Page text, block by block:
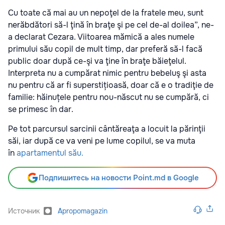
Cu toate că mai au un nepoţel de la fratele meu, sunt
nerăbdători să-l ţină în braţe şi pe cel de-al doilea”, ne-
a declarat Cezara. Viitoarea mămică a ales numele
primului său copil de mult timp, dar preferă să-l facă
public doar după ce-şi va ţine în braţe băieţelul.
Interpreta nu a cumpărat nimic pentru bebeluş şi asta
nu pentru că ar fi superstițioasă, doar că e o tradiţie de
familie: hăinuțele pentru nou-născut nu se cumpără, ci
se primesc în dar.
Pe tot parcursul sarcinii cântăreaţa a locuit la părinţii
săi, iar după ce va veni pe lume copilul, se va muta
înapartamentul său.
Подпишитесь на новости Point.md в Google
Источник Apropomagazin